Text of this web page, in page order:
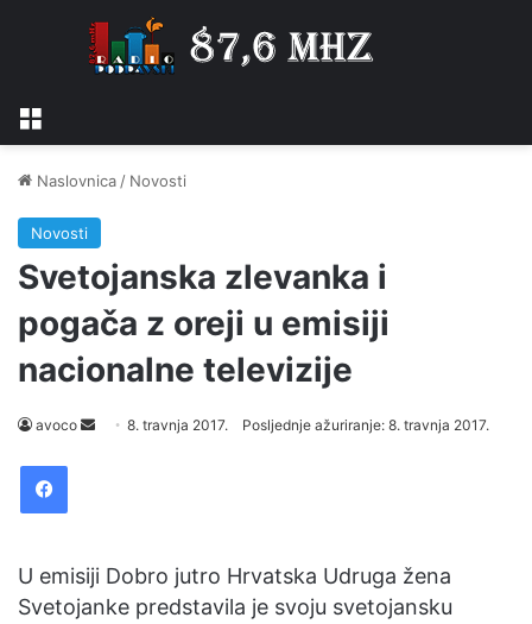
Naslovnica / Novosti
Novosti
Svetojanska zlevanka i
pogača z oreji u emisiji
nacionalne televizije
avoco
n
8. travnja 2017. Posljednje ažuriranje: 8. travnja 2017.
U emisiji Dobro jutro Hrvatska Udruga žena
Svetojanke predstavila je svoju svetojansku